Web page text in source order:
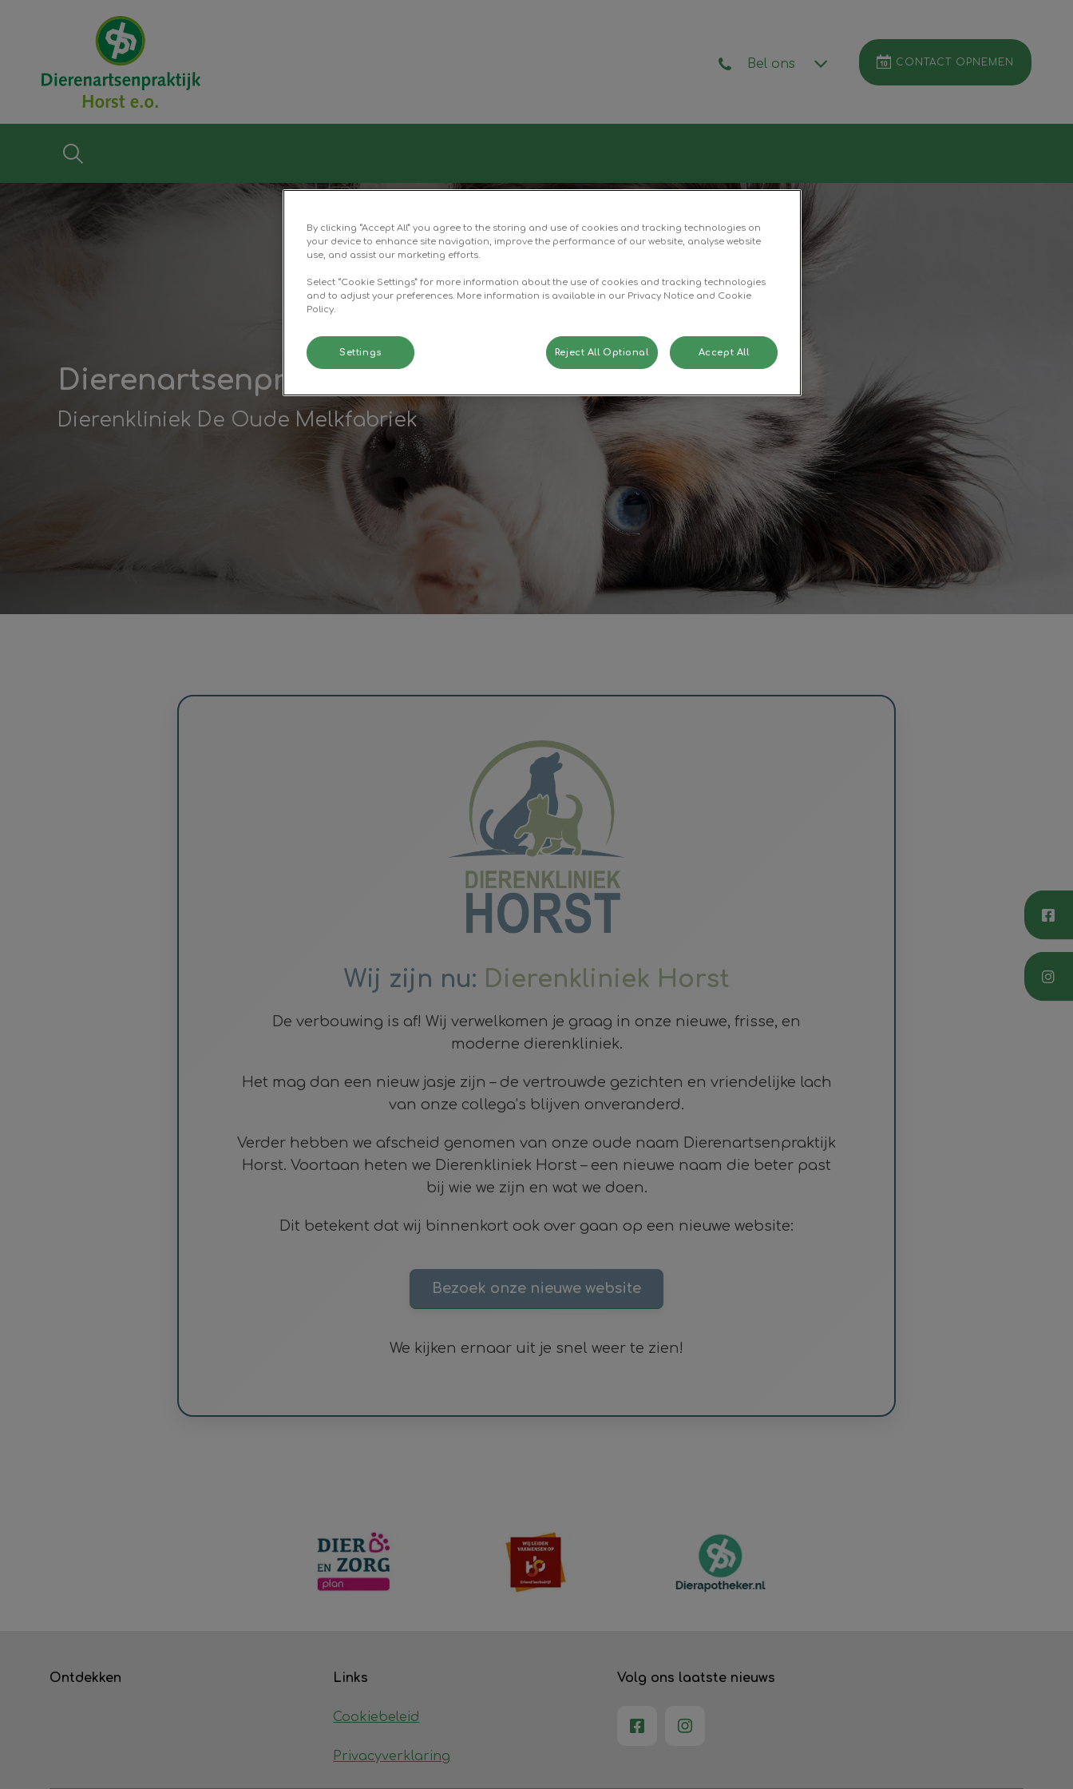
Bel ons CONTACT OPNEMEN
Zoek
Dierenartsenpraktijk Horst
Dierenkliniek De Oude Melkfabriek
Wij zijn nu: Dierenkliniek Horst
De verbouwing is af! Wij verwelkomen je graag in onze nieuwe, frisse, en
moderne dierenkliniek.
Het mag dan een nieuw jasje zijn – de vertrouwde gezichten en vriendelijke lach
van onze collega’s blijven onveranderd.
Verder hebben we afscheid genomen van onze oude naam Dierenartsenpraktijk
Horst. Voortaan heten we Dierenkliniek Horst – een nieuwe naam die beter past
bij wie we zijn en wat we doen.
Dit betekent dat wij binnenkort ook over gaan op een nieuwe website:
Bezoek onze nieuwe website
We kijken ernaar uit je snel weer te zien!
Ontdekken Links
Cookiebeleid
Privacyverklaring
Volg ons laatste nieuws
By clicking “Accept All” you agree to the storing and use of cookies and tracking technologies on
your device to enhance site navigation, improve the performance of our website, analyse website
use, and assist our marketing efforts.
Select “Cookie Settings” for more information about the use of cookies and tracking technologies
and to adjust your preferences. More information is available in our Privacy Notice and Cookie
Policy.
Settings Reject All Optional Accept All